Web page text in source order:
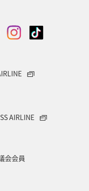
AIRLINE
会会員